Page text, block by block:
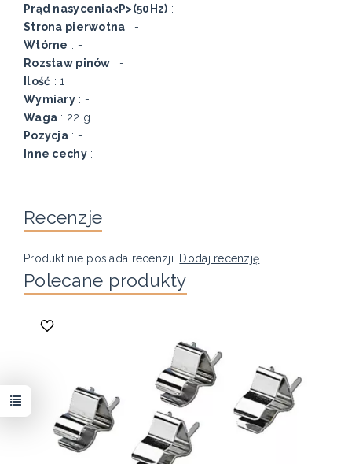
Prąd nasycenia<P>(50Hz) : -
Strona pierwotna : -
Wtórne : -
Rozstaw pinów : -
Ilość : 1
Wymiary: -
Waga : 22 g
Pozycja: -
Inne cechy: -
Recenzje
Produkt nie posiada recenzji. Dodaj recenzję
Polecane produkty